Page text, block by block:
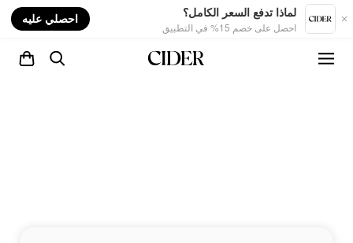
لماذا تدفع السعر الكامل؟
احصل على خصم 15% في التطبيق
احصلي عليه